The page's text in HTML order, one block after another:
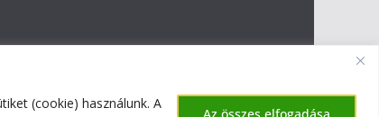
(cookie) használunk. A
Az összes elfogadása